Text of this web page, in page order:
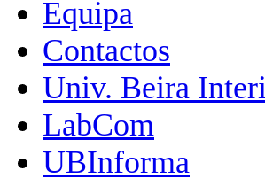
Equipa
Contactos
Univ. Beira
LabCom
UBInforma